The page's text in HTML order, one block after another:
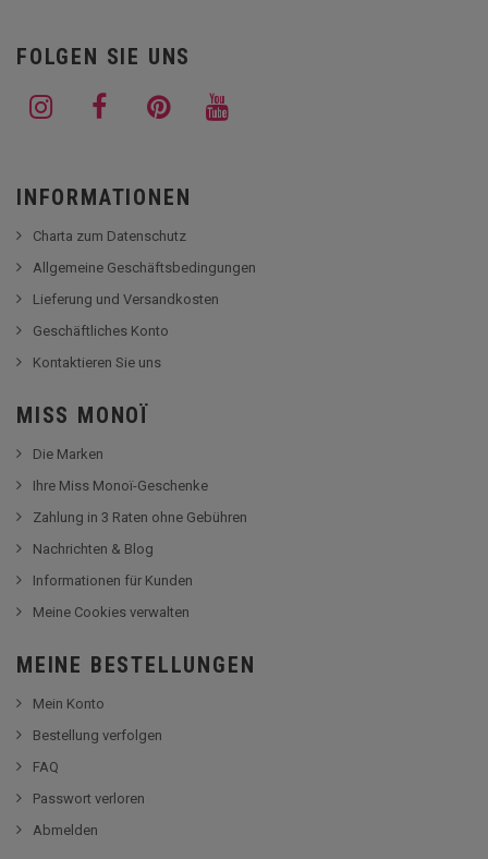
FOLGEN SIE UNS
INFORMATIONEN
Charta zum Datenschutz
Allgemeine Geschäftsbedingungen
Lieferung und Versandkosten
Geschäftliches Konto
Kontaktieren Sie uns
MISS MONOÏ
Die Marken
Ihre Miss Monoï-Geschenke
Zahlung in 3 Raten ohne Gebühren
Nachrichten & Blog
Informationen für Kunden
Meine Cookies verwalten
MEINE BESTELLUNGEN
Mein Konto
Bestellung verfolgen
FAQ
Passwort verloren
Abmelden